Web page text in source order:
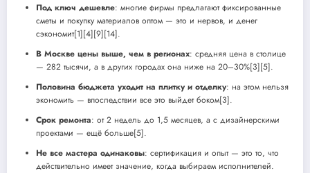
Под ключ дешевле: многие фирмы предлагают фиксированные
сметы и покупку материалов оптом — это и нервов, и денег
сэкономит[1][4][9][14].
В Москве цены выше, чем в регионах: средняя цена в столице
— 282 тысячи, а в других городах она ниже на 20–30%[3][5].
Половина бюджета уходит на плитку и отделку: на этом нельзя
экономить — впоследствии все это выйдет боком[3].
Срок ремонта: от 2 недель до 1,5 месяцев, а с дизайнерскими
проектами — ещё больше[5].
Не все мастера одинаковы: сертификация и опыт — это то, что
действительно имеет значение, когда выбираем исполнителей.